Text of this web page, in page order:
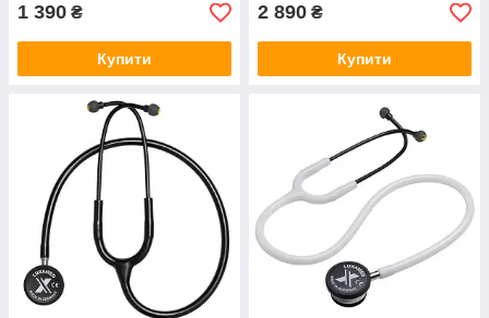
1 390 ₴
Купити
2 890 ₴
Купити